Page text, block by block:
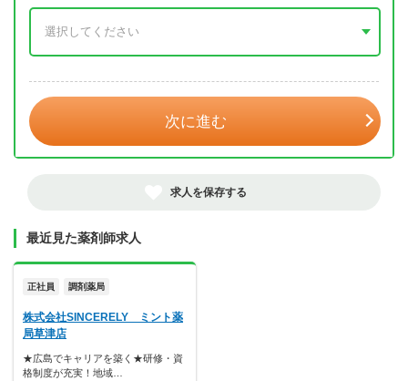
次に進む
求人を保存する
最近見た薬剤師求人
正社員 調剤薬局
株式会社SINCERELY ミント薬
局草津店
★広島でキャリアを築く★研修・資
格制度が充実！地域…